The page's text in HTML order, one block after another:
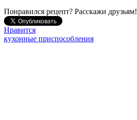
Понравился рецепт? Расскажи друзьям!
Нравится
кухонные приспособления